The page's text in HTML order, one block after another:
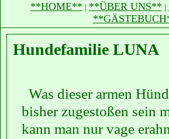
**HOME** **ÜBER UNS**
Hundefamilie LUNA
Was dieser armen
bisher zugestoßen sein
kann man nur vage